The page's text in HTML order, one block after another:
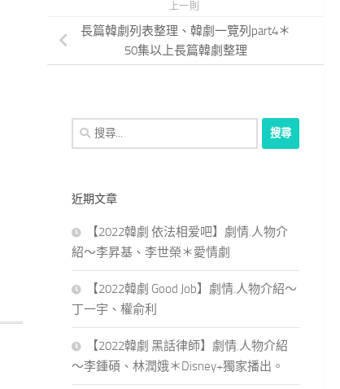
上一則
長篇韓劇列表整理、韓劇一覽列part4＊
50集以上長篇韓劇整理
搜
尋
字:
近期文章
【2022韓劇 依法相爱吧】劇情.人物介
紹～李昇基、李世榮＊愛情劇
【2022韓劇 Good Job】劇情.人物介紹～
丁一宇、權俞利
【2022韓劇 黑話律師】劇情.人物介紹
～李鍾碩、林潤娥＊Disney+獨家播出。